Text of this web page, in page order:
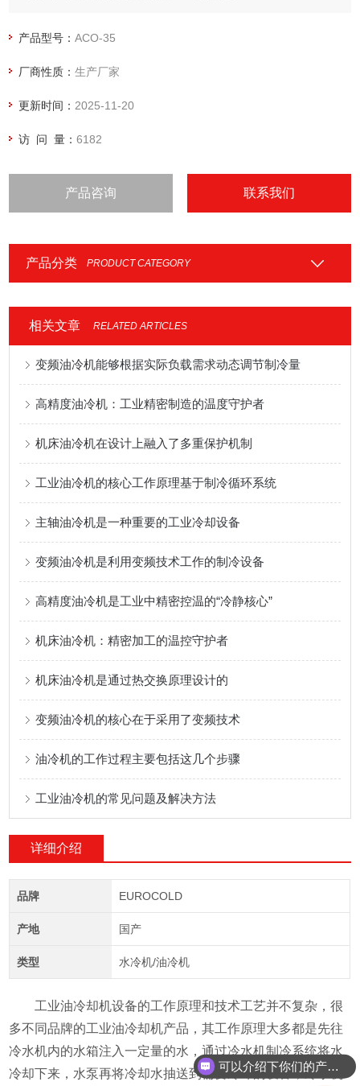
产品型号：ACO-35
厂商性质：生产厂家
更新时间： 2025-11-20
访 问 量：6182
产品咨询 联系我们
产品分类 PRODUCT CATEGORY
相关文章 RELATED ARTICLES
变频油冷机能够根据实际负载需求动态调节制冷量
高精度油冷机：工业精密制造的温度守护者
机床油冷机在设计上融入了多重保护机制
工业油冷机的核心工作原理基于制冷循环系统
主轴油冷机是一种重要的工业冷却设备
变频油冷机是利用变频技术工作的制冷设备
高精度油冷机是工业中精密控温的“冷静核心”
机床油冷机：精密加工的温控守护者
机床油冷机是通过热交换原理设计的
变频油冷机的核心在于采用了变频技术
油冷机的工作过程主要包括这几个步骤
工业油冷机的常见问题及解决方法
详细介绍
品牌 EUROCOLD
产地 国产
类型 水冷机/油冷机
工业油冷却机设备的工作原理和技术工艺并不复杂，很
多不同品牌的工业油冷却机产品，其工作原理大多都是先往
冷水机内的水箱注入一定量的水，通过冷水机制冷系统将水
冷却下来，水泵再将冷却水抽送到需要冷却的设备，冷水机
可以介绍下你们的产品么